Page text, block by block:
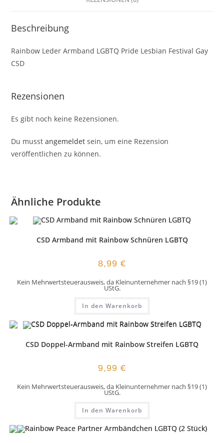
Beschreibung
Rainbow Leder Armband LGBTQ Pride Lesbian Festival Gay
CSD
Rezensionen
Es gibt noch keine Rezensionen.
Du musstangemeldet sein, um eine Rezension
veröffentlichen zu können.
Ähnliche Produkte
CSD Armband mit Rainbow Schnüren LGBTQ
8,99 €
Kein Mehrwertsteuerausweis, da Kleinunternehmer nach §19 (1)
UStG.
In den Warenkorb
CSD Doppel-Armband mit Rainbow Streifen LGBTQ
9,99 €
Kein Mehrwertsteuerausweis, da Kleinunternehmer nach §19 (1)
UStG.
In den Warenkorb